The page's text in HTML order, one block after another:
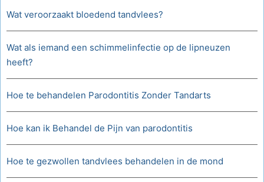
Wat veroorzaakt bloedend tandvlees?
Wat als iemand een schimmelinfectie op de lipneuzen
heeft?
Hoe te behandelen Parodontitis Zonder Tandarts
Hoe kan ik Behandel de Pijn van parodontitis
Hoe te gezwollen tandvlees behandelen in de mond